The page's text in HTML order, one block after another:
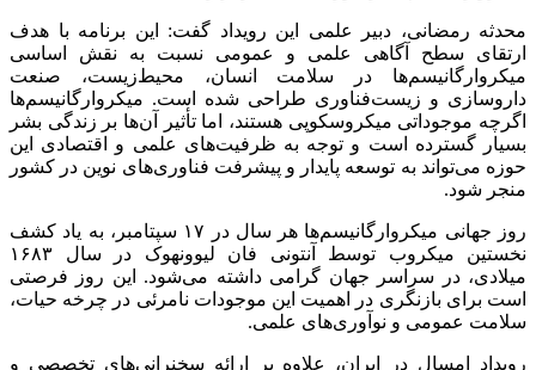
محدثه رمضانی، دبیر علمی این رویداد گفت: این برنامه با هدف
ارتقای سطح آگاهی علمی و عمومی نسبت به نقش اساسی
میکروارگانیسم‌ها در سلامت انسان، محیط‌زیست، صنعت
داروسازی و زیست‌فناوری طراحی شده است. میکروارگانیسم‌ها
اگرچه موجوداتی میکروسکوپی هستند، اما تأثیر آن‌ها بر زندگی بشر
بسیار گسترده است و توجه به ظرفیت‌های علمی و اقتصادی این
حوزه می‌تواند به توسعه پایدار و پیشرفت فناوری‌های نوین در کشور
منجر شود.
روز جهانی میکروارگانیسم‌ها هر سال در ۱۷ سپتامبر، به یاد کشف
نخستین میکروب توسط آنتونی فان لیوونهوک در سال ۱۶۸۳
میلادی، در سراسر جهان گرامی داشته می‌شود. این روز فرصتی
است برای بازنگری در اهمیت این موجودات نامرئی در چرخه حیات،
سلامت عمومی و نوآوری‌های علمی.
رویداد امسال در ایران، علاوه بر ارائه سخنرانی‌های تخصصی و